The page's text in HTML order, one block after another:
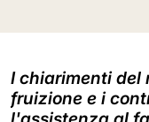
I chiarimenti del
fruizione e i